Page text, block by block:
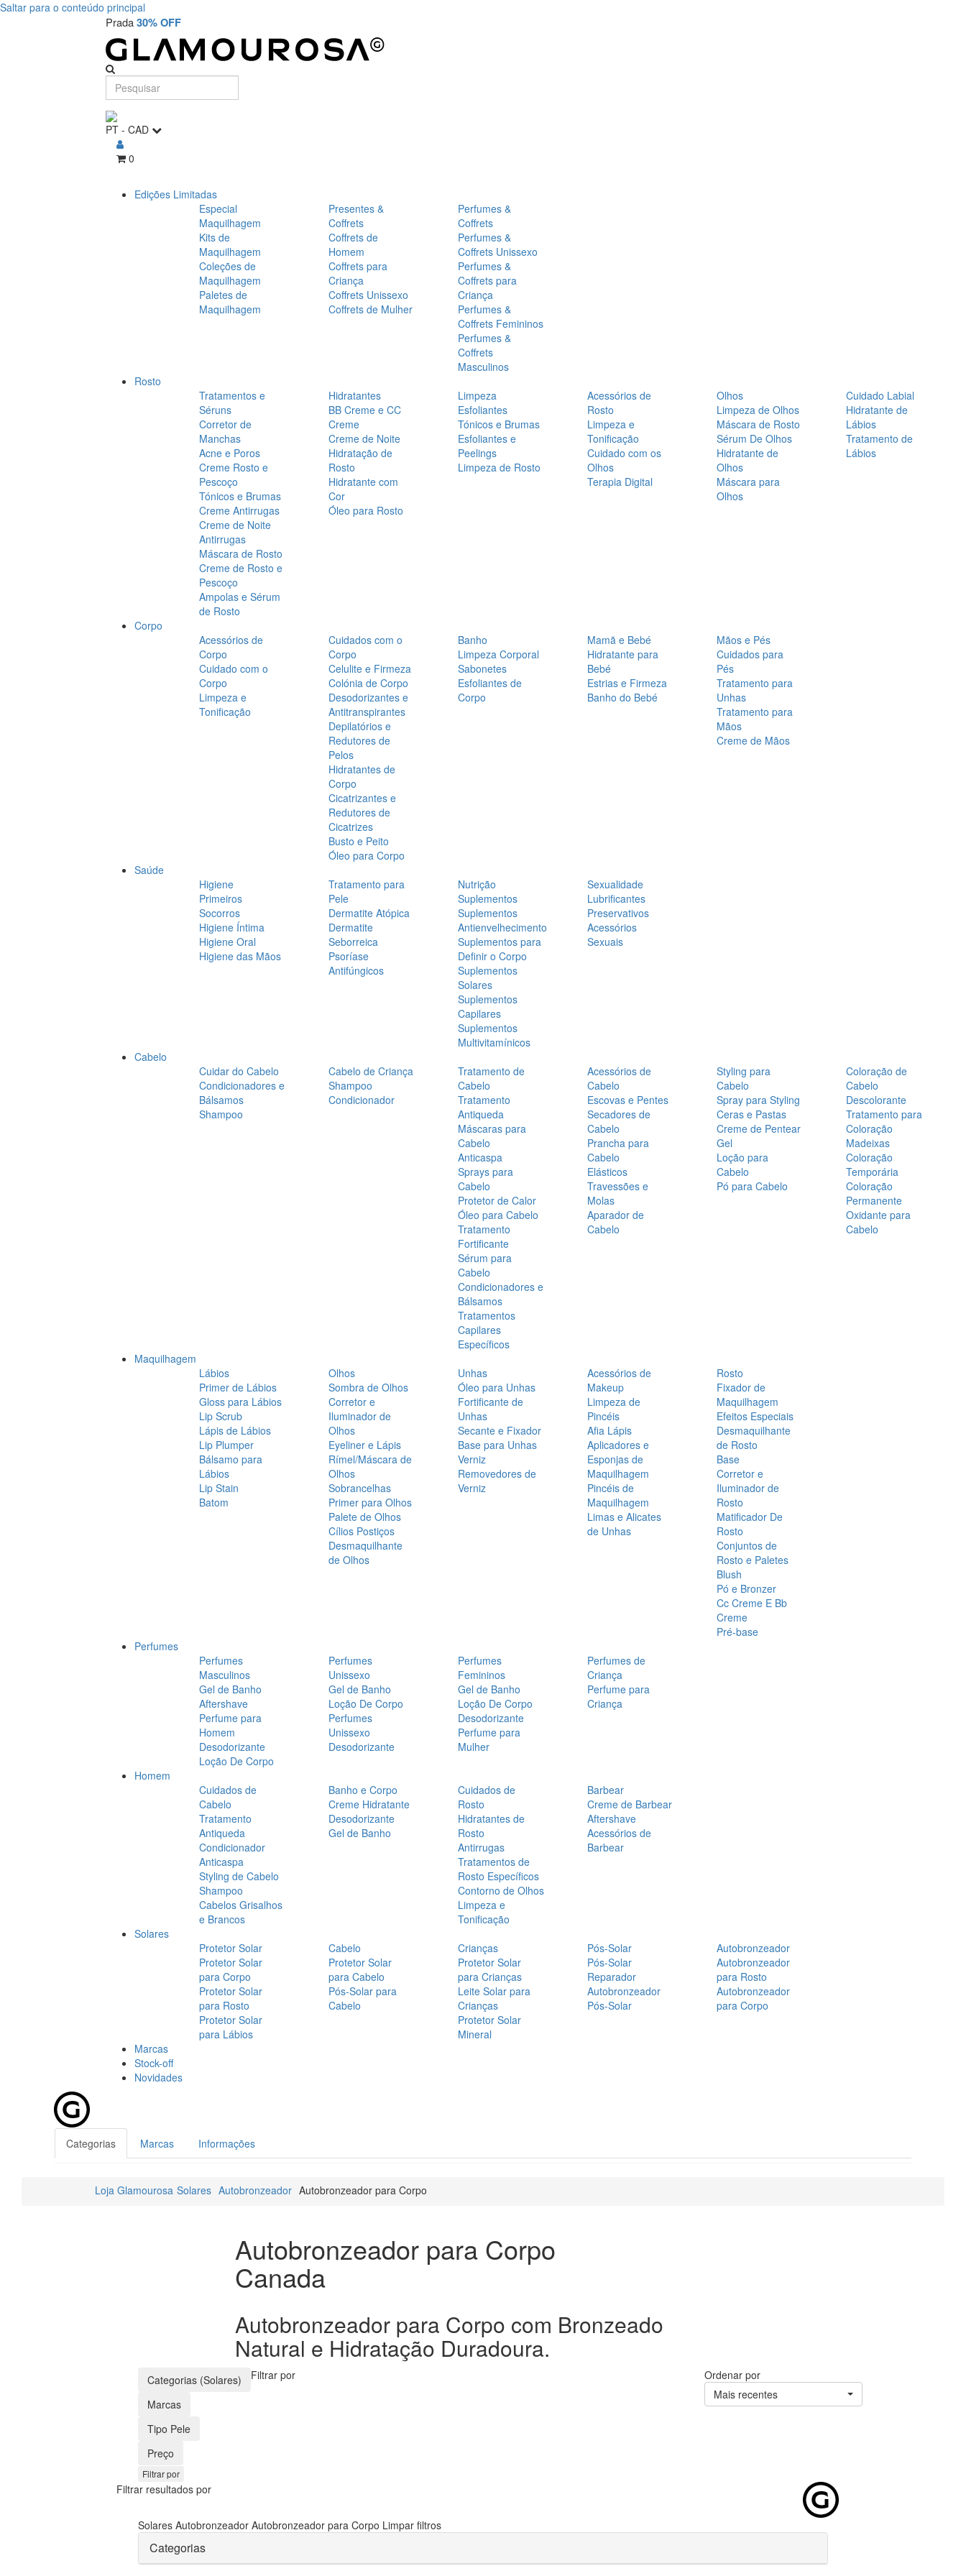
Saltar para o conteúdo principal
Prada30% OFF
PT - CAD
0
Edições Limitadas
Especial
Maquilhagem
Kits de
Maquilhagem
Coleções de
Maquilhagem
Paletes de
Maquilhagem
Presentes &
Coffrets
Coffrets de
Homem
Coffrets para
Criança
Coffrets Unissexo
Coffrets de Mulher
Perfumes &
Coffrets
Perfumes &
Coffrets Unissexo
Perfumes &
Coffrets para
Criança
Perfumes &
Coffrets Femininos
Perfumes &
Coffrets
Masculinos
Rosto
Tratamentos e
Séruns
Corretor de
Manchas
Acne e Poros
Creme Rosto e
Pescoço
Tónicos e Brumas
Creme Antirrugas
Creme de Noite
Antirrugas
Máscara de Rosto
Creme de Rosto e
Pescoço
Ampolas e Sérum
de Rosto
Hidratantes
BB Creme e CC
Creme
Creme de Noite
Hidratação de
Rosto
Hidratante com
Cor
Óleo para Rosto
Limpeza
Esfoliantes
Tónicos e Brumas
Esfoliantes e
Peelings
Limpeza de Rosto
Acessórios de
Rosto
Limpeza e
Tonificação
Cuidado com os
Olhos
Terapia Digital
Olhos
Limpeza de Olhos
Máscara de Rosto
Sérum De Olhos
Hidratante de
Olhos
Máscara para
Olhos
Cuidado Labial
Hidratante de
Lábios
Tratamento de
Lábios
Corpo
Acessórios de
Corpo
Cuidado com o
Corpo
Limpeza e
Tonificação
Cuidados com o
Corpo
Celulite e Firmeza
Colónia de Corpo
Desodorizantes e
Antitranspirantes
Depilatórios e
Redutores de
Pelos
Hidratantes de
Corpo
Cicatrizantes e
Redutores de
Cicatrizes
Busto e Peito
Óleo para Corpo
Banho
Limpeza Corporal
Sabonetes
Esfoliantes de
Corpo
Mamã e Bebé
Hidratante para
Bebé
Estrias e Firmeza
Banho do Bebé
Mãos e Pés
Cuidados para
Pés
Tratamento para
Unhas
Tratamento para
Mãos
Creme de Mãos
Saúde
Higiene
Primeiros
Socorros
Higiene Íntima
Higiene Oral
Higiene das Mãos
Tratamento para
Pele
Dermatite Atópica
Dermatite
Seborreica
Psoríase
Antifúngicos
Nutrição
Suplementos
Suplementos
Antienvelhecimento
Suplementos para
Definir o Corpo
Suplementos
Solares
Suplementos
Capilares
Suplementos
Multivitamínicos
Sexualidade
Lubrificantes
Preservativos
Acessórios
Sexuais
Cabelo
Cuidar do Cabelo
Condicionadores e
Bálsamos
Shampoo
Cabelo de Criança
Shampoo
Condicionador
Tratamento de
Cabelo
Tratamento
Antiqueda
Máscaras para
Cabelo
Anticaspa
Sprays para
Cabelo
Protetor de Calor
Óleo para Cabelo
Tratamento
Fortificante
Sérum para
Cabelo
Condicionadores e
Bálsamos
Tratamentos
Capilares
Específicos
Acessórios de
Cabelo
Escovas e Pentes
Secadores de
Cabelo
Prancha para
Cabelo
Elásticos
Travessões e
Molas
Aparador de
Cabelo
Styling para
Cabelo
Spray para Styling
Ceras e Pastas
Creme de Pentear
Gel
Loção para
Cabelo
Pó para Cabelo
Coloração de
Cabelo
Descolorante
Tratamento para
Coloração
Madeixas
Coloração
Temporária
Coloração
Permanente
Oxidante para
Cabelo
Maquilhagem
Lábios
Primer de Lábios
Gloss para Lábios
Lip Scrub
Lápis de Lábios
Lip Plumper
Bálsamo para
Lábios
Lip Stain
Batom
Olhos
Sombra de Olhos
Corretor e
Iluminador de
Olhos
Eyeliner e Lápis
Rímel/Máscara de
Olhos
Sobrancelhas
Primer para Olhos
Palete de Olhos
Cílios Postiços
Desmaquilhante
de Olhos
Unhas
Óleo para Unhas
Fortificante de
Unhas
Secante e Fixador
Base para Unhas
Verniz
Removedores de
Verniz
Acessórios de
Makeup
Limpeza de
Pincéis
Afia Lápis
Aplicadores e
Esponjas de
Maquilhagem
Pincéis de
Maquilhagem
Limas e Alicates
de Unhas
Rosto
Fixador de
Maquilhagem
Efeitos Especiais
Desmaquilhante
de Rosto
Base
Corretor e
Iluminador de
Rosto
Matificador De
Rosto
Conjuntos de
Rosto e Paletes
Blush
Pó e Bronzer
Cc Creme E Bb
Creme
Pré-base
Perfumes
Perfumes
Masculinos
Gel de Banho
Aftershave
Perfume para
Homem
Desodorizante
Loção De Corpo
Perfumes
Unissexo
Gel de Banho
Loção De Corpo
Perfumes
Unissexo
Desodorizante
Perfumes
Femininos
Gel de Banho
Loção De Corpo
Desodorizante
Perfume para
Mulher
Perfumes de
Criança
Perfume para
Criança
Homem
Cuidados de
Cabelo
Tratamento
Antiqueda
Condicionador
Anticaspa
Styling de Cabelo
Shampoo
Cabelos Grisalhos
e Brancos
Banho e Corpo
Creme Hidratante
Desodorizante
Gel de Banho
Cuidados de
Rosto
Hidratantes de
Rosto
Antirrugas
Tratamentos de
Rosto Específicos
Contorno de Olhos
Limpeza e
Tonificação
Barbear
Creme de Barbear
Aftershave
Acessórios de
Barbear
Solares
Protetor Solar
Protetor Solar
para Corpo
Protetor Solar
para Rosto
Protetor Solar
para Lábios
Cabelo
Protetor Solar
para Cabelo
Pós-Solar para
Cabelo
Crianças
Protetor Solar
para Crianças
Leite Solar para
Crianças
Protetor Solar
Mineral
Pós-Solar
Pós-Solar
Reparador
Autobronzeador
Pós-Solar
Autobronzeador
Autobronzeador
para Rosto
Autobronzeador
para Corpo
Marcas
Stock-off
Novidades
Categorias Marcas Informações
Loja Glamourosa Solares Autobronzeador Autobronzeador para Corpo
Autobronzeador para Corpo
Canada
Autobronzeador para Corpo com Bronzeado
Natural e Hidratação Duradoura.
Filtrar por
Categorias (Solares)
Marcas
Tipo Pele
Preço
Filtrar por
Ordenar por
Mais recentes
Filtrar resultados por
Solares Autobronzeador Autobronzeador para Corpo Limpar filtros
Categorias